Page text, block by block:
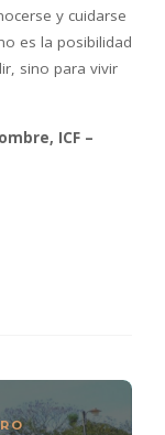
y cuidarse
es la posibilidad
sino para vivir
ICF –